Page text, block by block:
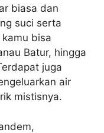
biasa dan
suci serta
bisa
Batur, hingga
juga
air
mistisnya.